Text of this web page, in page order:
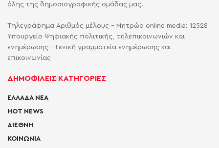
όλης της δημοσιογραφικής ομάδας μας.
Τηλεγράφημα Αριθμός μέλους - Μητρώο online media: 12528
Υπουργείο Ψηφιακής πολιτικής, τηλεπικοινωνιών και
ενημέρωσης - Γενική γραμματεία ενημέρωσης και
επικοινωνίας
ΔΗΜΟΦΙΛΕΙΣ ΚΑΤΗΓΟΡΙΕΣ
ΕΛΛΑΔΑ ΝΕΑ
HOT NEWS
ΔΙΕΘΝΗ
ΚΟΙΝΩΝΙΑ